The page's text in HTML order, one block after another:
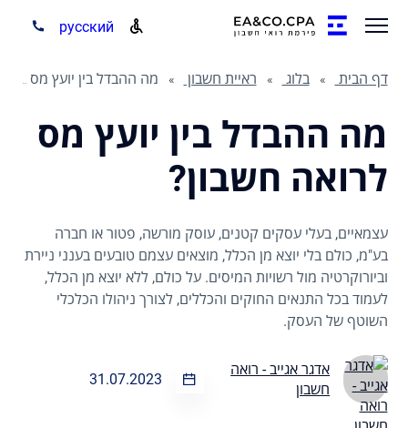
русский
דף הבית בלוג ראיית חשבון מה ההבדל בין יועץ מס לרואה חשבון?
מה ההבדל בין יועץ מס
לרואה חשבון?
עצמאיים, בעלי עסקים קטנים, עוסק מורשה, פטור או חברה
בע"מ, כולם בלי יוצא מן הכלל, מוצאים עצמם טובעים בענני ניירת
וביורוקרטיה מול רשויות המיסים. על כולם, ללא יוצא מן הכלל,
לעמוד בכל התנאים החוקים והכללים, לצורך ניהולו הכלכלי
השוטף של העסק.
אדגר אגייב - רואה
חשבון
31.07.2023